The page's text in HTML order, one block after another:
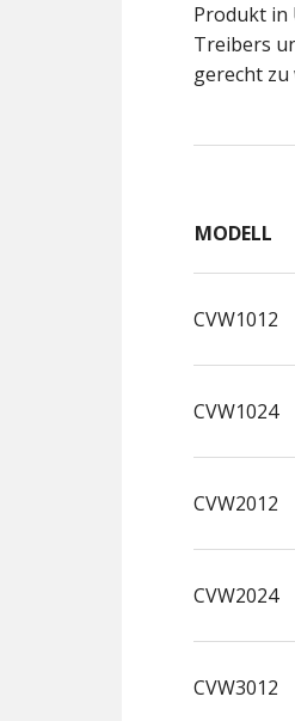
Produkt in
Treibers
gerecht zu
MODELL
CVW1012
CVW1024
CVW2012
CVW2024
CVW3012